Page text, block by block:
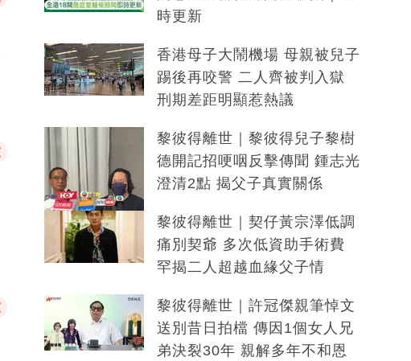
時更新
香港母子大鬧機場 母親被兒子
踢後再咬警 二人齊被判入獄
刑期差距明顯惹熱議
黎彼得離世｜黎彼得兒子黎樹
德開記招哽咽反擊傳聞 鍾志光
澄清2點 揭父子真實關係
黎彼得離世｜契仔黃宗澤低調
痛別契爺 多次低資助手術費
罕揭二人超越血緣父子情
黎彼得離世｜許冠傑親筆悼文
送別昔日拍檔 傳因1個女人兄
弟決裂30年 親解多年不和恩